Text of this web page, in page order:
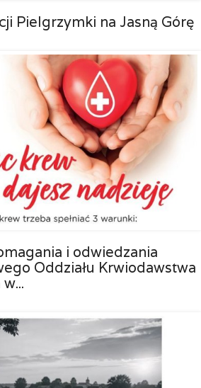
Pielgrzymki na Jasną Górę
i odwiedzania
Oddziału Krwiodawstwa